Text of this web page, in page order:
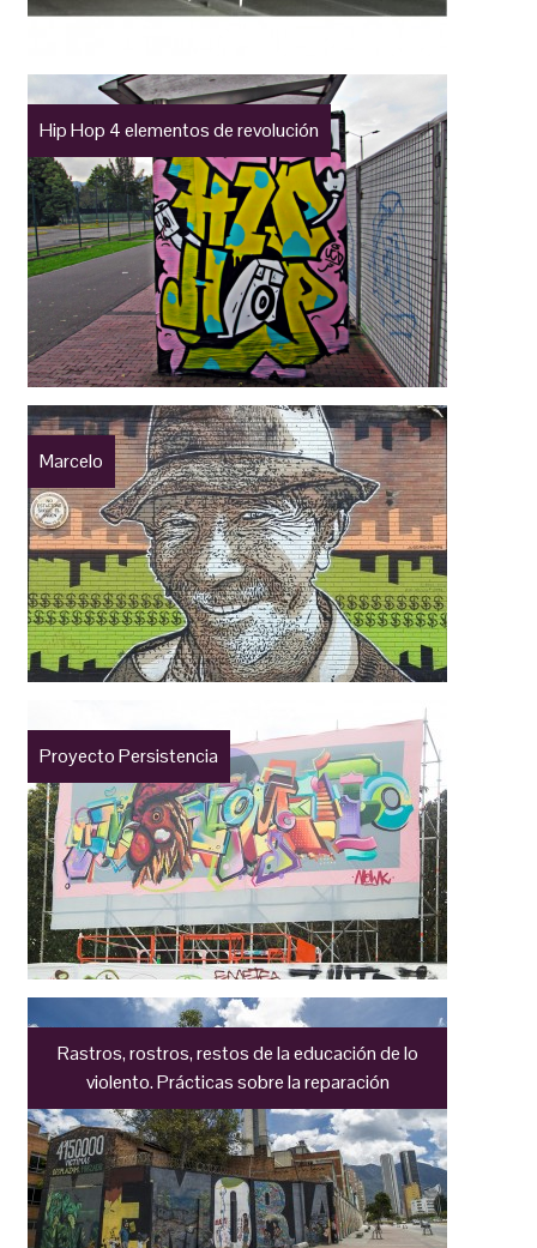
Hip Hop 4 elementos de revolución
Marcelo
Proyecto Persistencia
Rastros, rostros, restos de la educación de lo
violento. Prácticas sobre la reparación